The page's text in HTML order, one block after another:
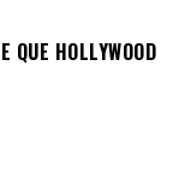
QUE HOLLYWOOD